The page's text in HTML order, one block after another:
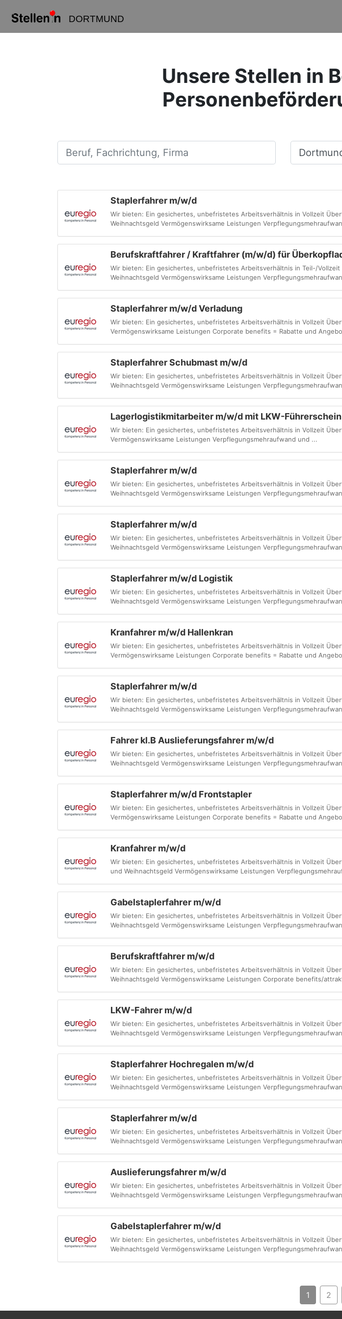
DORTMUND
Unsere Stellen in
Beruf, Fachrichtung, Firma Ort, Stadt
Staplerfahrer m/w/d
Wir bieten: Ein gesichertes, unbefristetes Arbeitsverhältnis in Vollzeit
Weihnachtsgeld Vermögenswirksame Leistungen
Berufskraftfahrer / Kraftfahrer (m/w/d) für
Wir bieten: Ein gesichertes, unbefristetes Arbeitsverhältnis in Teil-/
Weihnachtsgeld Vermögenswirksame Leistungen
Staplerfahrer m/w/d Verladung
Wir bieten: Ein gesichertes, unbefristetes Arbeitsverhältnis in Vollzeit
Vermögenswirksame Leistungen Corporate benefits = Rabatte und
Staplerfahrer Schubmast m/w/d
Wir bieten: Ein gesichertes, unbefristetes Arbeitsverhältnis in Vollzeit
Weihnachtsgeld Vermögenswirksame Leistungen
Lagerlogistikmitarbeiter m/w/d mit LKW-
Wir bieten: Ein gesichertes, unbefristetes Arbeitsverhältnis in Vollzeit
Vermögenswirksame Leistungen Verpflegungsmehraufwand und ...
Staplerfahrer m/w/d
Wir bieten: Ein gesichertes, unbefristetes Arbeitsverhältnis in Vollzeit
Weihnachtsgeld Vermögenswirksame Leistungen
Staplerfahrer m/w/d
Wir bieten: Ein gesichertes, unbefristetes Arbeitsverhältnis in Vollzeit
Weihnachtsgeld Vermögenswirksame Leistungen
Staplerfahrer m/w/d Logistik
Wir bieten: Ein gesichertes, unbefristetes Arbeitsverhältnis in Vollzeit
Weihnachtsgeld Vermögenswirksame Leistungen
Kranfahrer m/w/d Hallenkran
Wir bieten: Ein gesichertes, unbefristetes Arbeitsverhältnis in Vollzeit
Vermögenswirksame Leistungen Corporate benefits = Rabatte und
Staplerfahrer m/w/d
Wir bieten: Ein gesichertes, unbefristetes Arbeitsverhältnis in Vollzeit
Weihnachtsgeld Vermögenswirksame Leistungen
Fahrer kl.B Auslieferungsfahrer m/w/d
Wir bieten: Ein gesichertes, unbefristetes Arbeitsverhältnis in Vollzeit
Weihnachtsgeld Vermögenswirksame Leistungen
Staplerfahrer m/w/d Frontstapler
Wir bieten: Ein gesichertes, unbefristetes Arbeitsverhältnis in Vollzeit
Vermögenswirksame Leistungen Corporate benefits = Rabatte und
Kranfahrer m/w/d
Wir bieten: Ein gesichertes, unbefristetes Arbeitsverhältnis in Vollzeit
und Weihnachtsgeld Vermögenswirksame Leistungen
Gabelstaplerfahrer m/w/d
Wir bieten: Ein gesichertes, unbefristetes Arbeitsverhältnis in Vollzeit
Weihnachtsgeld Vermögenswirksame Leistungen
Berufskraftfahrer m/w/d
Wir bieten: Ein gesichertes, unbefristetes Arbeitsverhältnis in Vollzeit
Weihnachtsgeld Vermögenswirksame Leistungen Corporate benefits/
LKW-Fahrer m/w/d
Wir bieten: Ein gesichertes, unbefristetes Arbeitsverhältnis in Vollzeit
Weihnachtsgeld Vermögenswirksame Leistungen
Staplerfahrer Hochregalen m/w/d
Wir bieten: Ein gesichertes, unbefristetes Arbeitsverhältnis in Vollzeit
Weihnachtsgeld Vermögenswirksame Leistungen
Staplerfahrer m/w/d
Wir bieten: Ein gesichertes, unbefristetes Arbeitsverhältnis in Vollzeit
Weihnachtsgeld Vermögenswirksame Leistungen
Auslieferungsfahrer m/w/d
Wir bieten: Ein gesichertes, unbefristetes Arbeitsverhältnis in Vollzeit
Weihnachtsgeld Vermögenswirksame Leistungen
Gabelstaplerfahrer m/w/d
Wir bieten: Ein gesichertes, unbefristetes Arbeitsverhältnis in Vollzeit
Weihnachtsgeld Vermögenswirksame Leistungen
1 2